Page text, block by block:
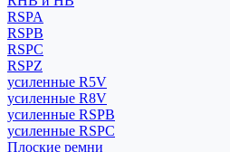
RSPA
RSPB
RSPC
RSPZ
усиленные R5V
усиленные R8V
усиленные RSPB
усиленные RSPC
Плоские ремни